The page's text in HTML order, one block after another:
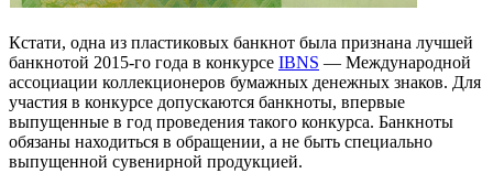
Кстати, одна из пластиковых банкнот была признана лучшей
банкнотой 2015-го года в конкурсе IBNS — Международной
ассоциации коллекционеров бумажных денежных знаков. Для
участия в конкурсе допускаются банкноты, впервые
выпущенные в год проведения такого конкурса. Банкноты
обязаны находиться в обращении, а не быть специально
выпущенной сувенирной продукцией.